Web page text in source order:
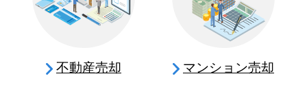
不動産売却 マンション売却